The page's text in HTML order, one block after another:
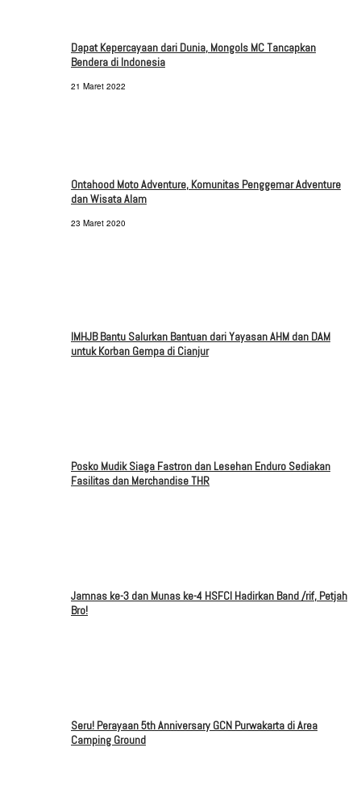
Dapat Kepercayaan dari Dunia, Mongols MC Tancapkan
Bendera di Indonesia
21 Maret 2022
Ontahood Moto Adventure, Komunitas Penggemar Adventure
dan Wisata Alam
23 Maret 2020
IMHJB Bantu Salurkan Bantuan dari Yayasan AHM dan DAM
untuk Korban Gempa di Cianjur
Posko Mudik Siaga Fastron dan Lesehan Enduro Sediakan
Fasilitas dan Merchandise THR
Jamnas ke-3 dan Munas ke-4 HSFCI Hadirkan Band /rif, Petjah
Bro!
Seru! Perayaan 5th Anniversary GCN Purwakarta di Area
Camping Ground